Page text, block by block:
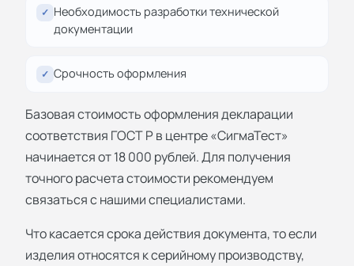
✓ Необходимость разработки технической
документации
✓ Срочность оформления
Базовая стоимость оформления декларации
соответствия ГОСТ Р в центре «СигмаТест»
начинается от 18 000 рублей. Для получения
точного расчета стоимости рекомендуем
связаться с нашими специалистами.
Что касается срока действия документа, то если
изделия относятся к серийному производству,